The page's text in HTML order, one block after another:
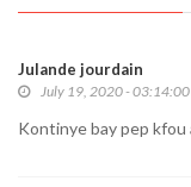
Julande jourdain
July 19, 2020 -
Kontinye bay pep kfou